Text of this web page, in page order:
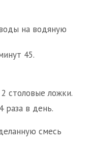
на водяную
45.
столовые ложки.
раза в день.
смесь